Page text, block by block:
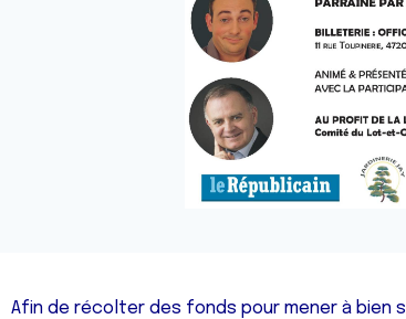
Afin de récolter des fonds pour mener à bien